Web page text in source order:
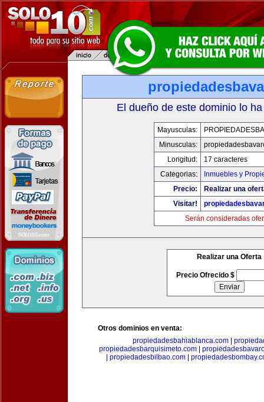
El dueño de este dominio lo
Mayusculas:
Minusculas:
Longitud:
17 caracteres
Categorias:
Inmuebles y
Precio:
Realizar una
Visitar!
Serán consideradas
Realizar una Oferta
Precio Ofrecido $
Otros dominios en venta:
propiedadesbahiablanca.com
propiedadesbarquisimeto.com|
propiedadesbilbao.com